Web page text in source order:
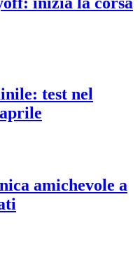
test nel
amichevole a